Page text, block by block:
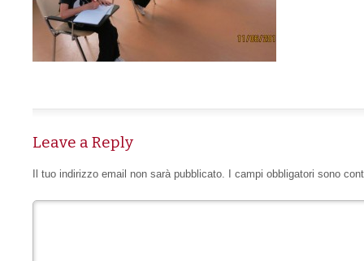
Leave a Reply
Il tuo indirizzo email non sarà pubblicato. I campi obbligatori sono